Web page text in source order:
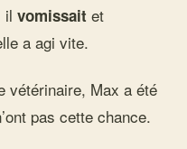
il vomissait et
a agi vite.
vétérinaire, Max a été
pas cette chance.